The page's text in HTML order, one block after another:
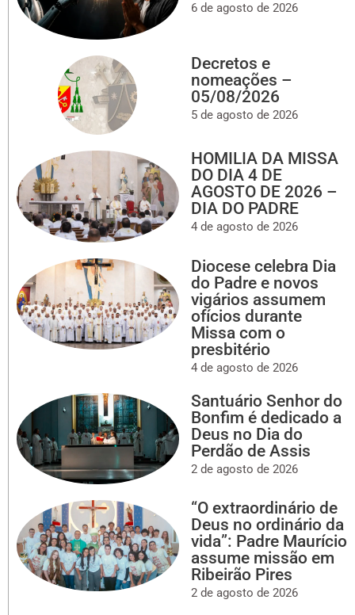
6 de agosto de 2026
Decretos e
nomeações –
05/08/2026
5 de agosto de 2026
HOMILIA DA MISSA
DO DIA 4 DE
AGOSTO DE 2026 –
DIA DO PADRE
4 de agosto de 2026
Diocese celebra Dia
do Padre e novos
vigários assumem
ofícios durante
Missa com o
presbitério
4 de agosto de 2026
Santuário Senhor do
Bonfim é dedicado a
Deus no Dia do
Perdão de Assis
2 de agosto de 2026
“O extraordinário de
Deus no ordinário da
vida”: Padre Maurício
assume missão em
Ribeirão Pires
2 de agosto de 2026